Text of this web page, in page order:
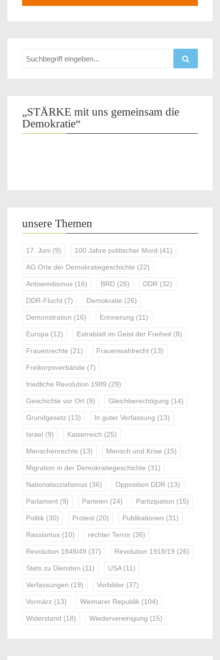
„STÄRKE mit uns gemeinsam die
Demokratie“
unsere Themen
17. Juni (9) 100 Jahre politischer Mord (41)
AG Orte der Demokratiegeschichte (22)
Antisemitismus (16) BRD (26) DDR (32)
DDR-Flucht (7) Demokratie (26)
Demonstration (16) Erinnerung (11)
Europa (12) Extrablatt im Geist der Freiheit (8)
Frauenrechte (21) Frauenwahlrecht (13)
Freikorpsverbände (7)
friedliche Revolution 1989 (29)
Geschichte vor Ort (9) Gleichberechtigung (14)
Grundgesetz (13) In guter Verfassung (13)
Israel (9) Kaiserreich (25)
Menschenrechte (13) Mensch und Krise (15)
Migration in der Demokratiegeschichte (31)
Nationalsozialismus (36) Opposition DDR (13)
Parlament (9) Parteien (24) Partizipation (15)
Politik (30) Protest (20) Publikationen (31)
Rassismus (10) rechter Terror (36)
Revolution 1848/49 (37) Revolution 1918/19 (26)
Stets zu Diensten (11) USA(11)
Verfassungen (19) Vorbilder (37)
Vormärz (13) Weimarer Republik (104)
Widerstand (18) Wiedervereinigung (15)